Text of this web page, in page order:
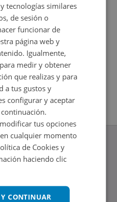
que estás buscando es
muchas más opciones...
a buscar
Skylight
14-16, 28050, Madrid
tecnologías similares
de sesión o
funcionar de
página web y
Igualmente,
medir y obtener
que realizas y para
a tus gustos y
configurar y aceptar
tus opciones
cualquier momento
de Cookies y
haciendo clic
CONTINUAR